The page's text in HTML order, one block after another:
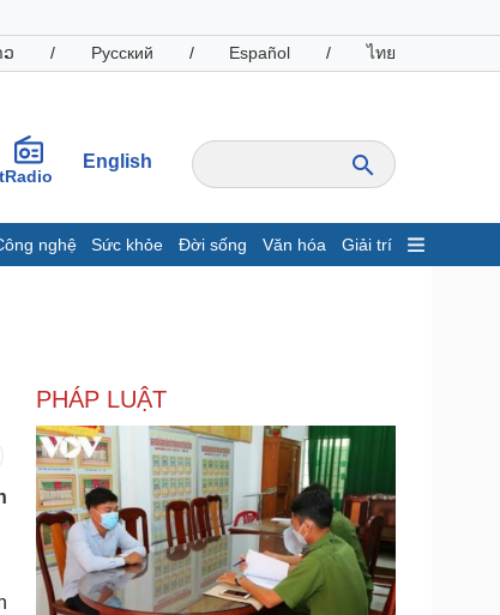
/ Русский / Español / ไทย
Radio
English
nghệ Sức khỏe Đời sống Văn hóa Giải trí
Giá cà phê
nghiệp
tin doanh nghiệp
nghiệp 24h
nhân
đồng
Công nghệ
Sành điệu
Tin Công nghệ
Trải nghiệm
Chuyển đổi số
PHÁP LUẬT